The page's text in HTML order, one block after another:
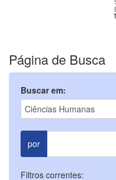
Página de Busca
Buscar em:
por
Filtros correntes: